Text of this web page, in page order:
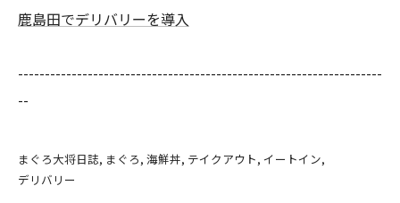
鹿島田でデリバリーを導入
--------------------------------------------------------------------
--
まぐろ大将日誌 まぐろ 海鮮丼 テイクアウト イートイン
デリバリー